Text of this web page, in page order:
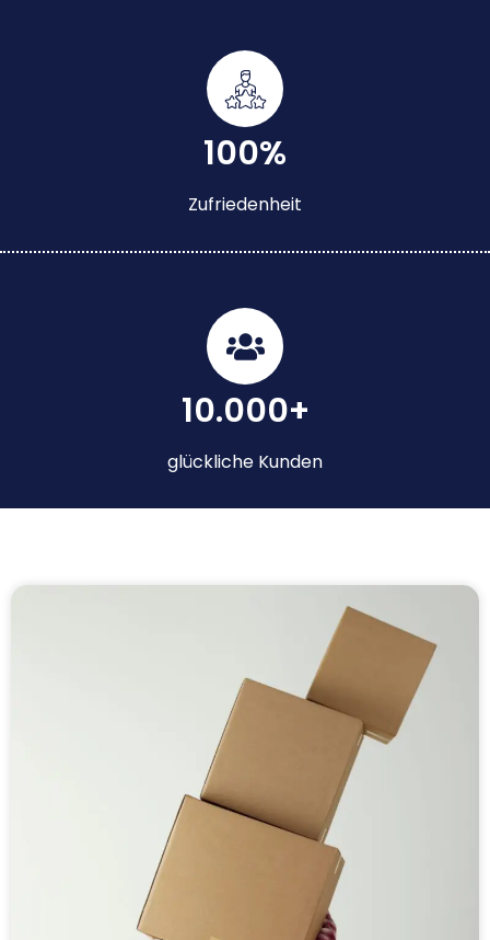
100%
Zufriedenheit
10.000+
glückliche Kunden